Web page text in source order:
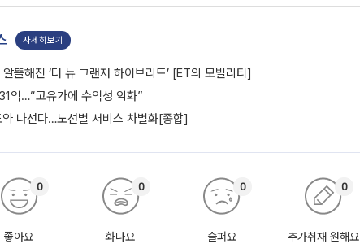
자세히보기
뜰해진 ‘더 뉴 그랜저 하이브리드’ [ET의 모빌리티]
억…“고유가에 수익성 악화”
나선다…노선별 서비스 차별화[종합]
좋아요
0
화나요
0
슬퍼요
0
추가취재 원해요
0